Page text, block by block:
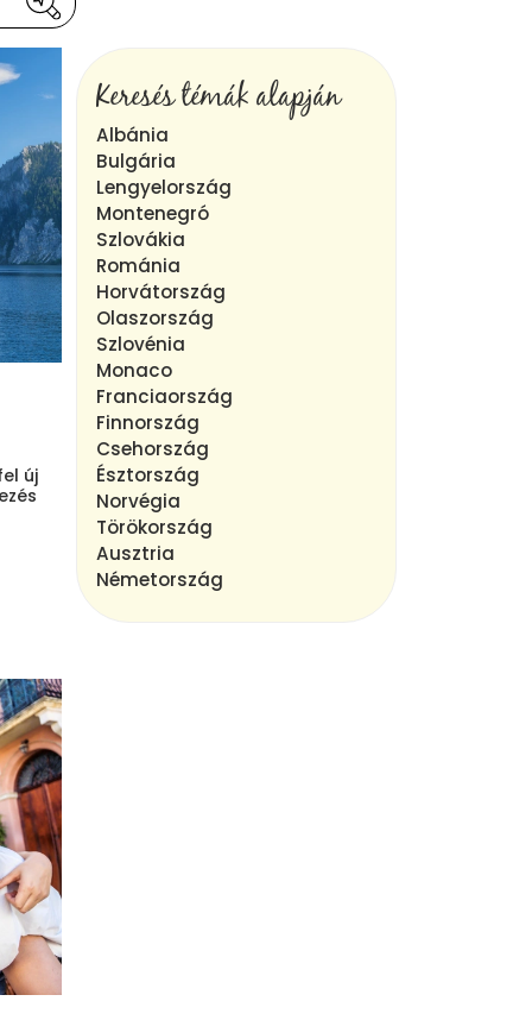
új
Keresés témák alapján
Albánia
Bulgária
Lengyelország
Montenegró
Szlovákia
Románia
Horvátország
Olaszország
Szlovénia
Monaco
Franciaország
Finnország
Csehország
Észtország
Norvégia
Törökország
Ausztria
Németország